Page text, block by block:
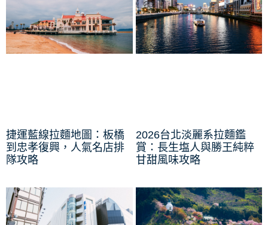
捷運藍線拉麵地圖：板橋
到忠孝復興，人氣名店排
隊攻略
2026台北淡麗系拉麵鑑
賞：長生塩人與勝王純粹
甘甜風味攻略